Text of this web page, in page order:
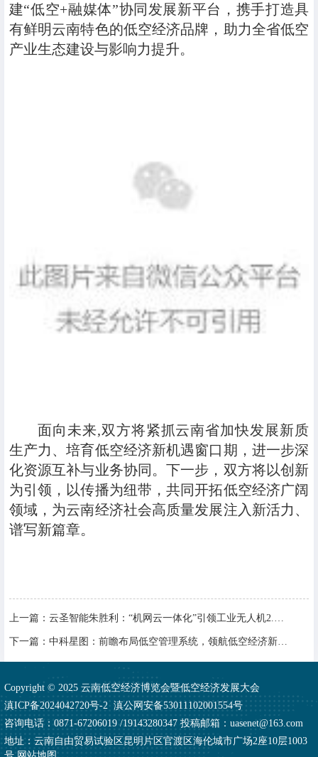
建“低空+融媒体”协同发展新平台，携手打造具
有鲜明云南特色的低空经济品牌，助力全省低空
产业生态建设与影响力提升。
面向未来,双方将紧抓云南省加快发展新质
生产力、培育低空经济新机遇窗口期，进一步深
化资源互补与业务协同。下一步，双方将以创新
为引领，以传播为纽带，共同开拓低空经济广阔
领域，为云南经济社会高质量发展注入新活力、
谱写新篇章。
上一篇： 云圣智能朱胜利：“机网云一体化”引领工业无人机2.0时代，开拓低空经济新赛道
下一篇： 中科星图：前瞻布局低空管理系统，领航低空经济新未来
Copyright © 2025 云南低空经济博览会暨低空经济发展大会
滇ICP备2024042720号-2滇公网安备53011102001554号
咨询电话：0871-67206019 /19143280347 投稿邮箱：uasenet@163.com
地址：云南自由贸易试验区昆明片区官渡区海伦城市广场2座10层1003